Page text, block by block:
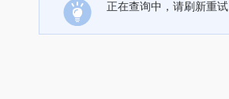
正在查询中，请刷新重试